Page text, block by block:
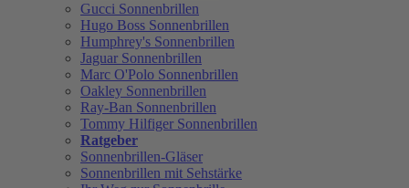
Gucci Sonnenbrillen
Hugo Boss Sonnenbrillen
Humphrey's Sonnenbrillen
Jaguar Sonnenbrillen
Marc O'Polo Sonnenbrillen
Oakley Sonnenbrillen
Ray-Ban Sonnenbrillen
Tommy Hilfiger Sonnenbrillen
Ratgeber
Sonnenbrillen-Gläser
Sonnenbrillen mit Sehstärke